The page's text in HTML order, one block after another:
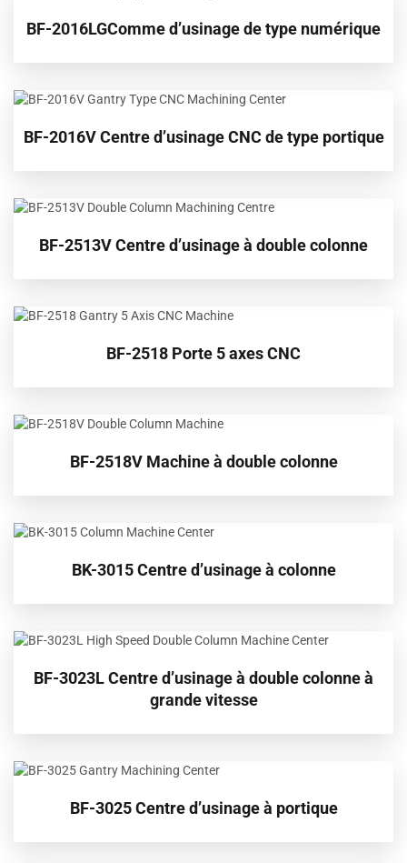
BF-2016LGComme d’usinage de type numérique
BF-2016V Centre d’usinage CNC de type portique
BF-2513V Centre d’usinage à double colonne
BF-2518 Porte 5 axes CNC
BF-2518V Machine à double colonne
BK-3015 Centre d’usinage à colonne
BF-3023L Centre d’usinage à double colonne à
grande vitesse
BF-3025 Centre d’usinage à portique